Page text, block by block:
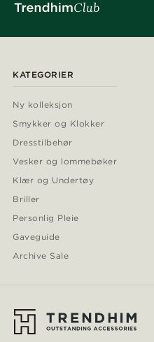
KATEGORIER
Ny kolleksjon
Smykker og Klokker
Dresstilbehør
Vesker og lommebøker
Klær og Undertøy
Briller
Personlig Pleie
Gaveguide
Archive Sale